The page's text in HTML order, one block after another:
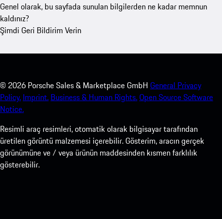
Genel olarak, bu sayfada sunulan bilgilerden ne kadar memnun
kaldınız?
Şimdi Geri Bildirim Verin
© 2026 Porsche Sales & Marketplace GmbH General Privacy
Policy. Imprint. Business & Human Rights.Open Source Software
Notice.
Resimli araç resimleri, otomatik olarak bilgisayar tarafından
üretilen görüntü malzemesi içerebilir. Gösterim, aracın gerçek
görünümüne ve / veya ürünün maddesinden kısmen farklılık
gösterebilir.